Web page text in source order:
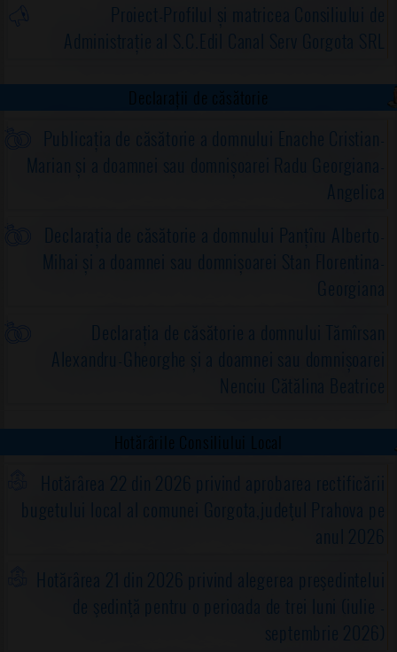
Proiect-Profilul și matricea Consiliului de
Administrație al S.C.Edil Canal Serv Gorgota SRL
Declarații de căsătorie
Publicația de căsătorie a domnului Enache Cristian-
Marian și a doamnei sau domnișoarei Radu Georgiana-
Angelica
Declarația de căsătorie a domnului Panțîru Alberto-
Mihai și a doamnei sau domnișoarei Stan Florentina-
Georgiana
Declarația de căsătorie a domnului Tămîrsan
Alexandru-Gheorghe și a doamnei sau domnișoarei
Nenciu Cătălina Beatrice
Hotărârile Consiliului Local
Hotărârea 22 din 2026 privind aprobarea rectificării
bugetului local al comunei Gorgota,judeţul Prahova pe
anul 2026
Hotărârea 21 din 2026 privind alegerea preşedintelui
de şedinţă pentru o perioada de trei luni (iulie -
septembrie 2026)